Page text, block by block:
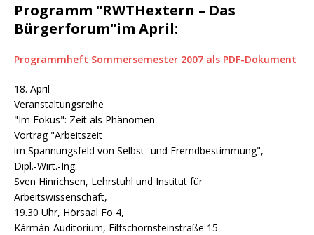
Programm "RWTHextern – Das
Bürgerforum"im April:
Programmheft Sommersemester 2007 als PDF-Dokument
18. April
Veranstaltungsreihe
"Im Fokus": Zeit als Phänomen
Vortrag "Arbeitszeit
im Spannungsfeld von Selbst- und Fremdbestimmung",
Dipl.-Wirt.-Ing.
Sven Hinrichsen, Lehrstuhl und Institut für
Arbeitswissenschaft,
19.30 Uhr, Hörsaal Fo 4,
Kármán-Auditorium, Eilfschornsteinstraße 15